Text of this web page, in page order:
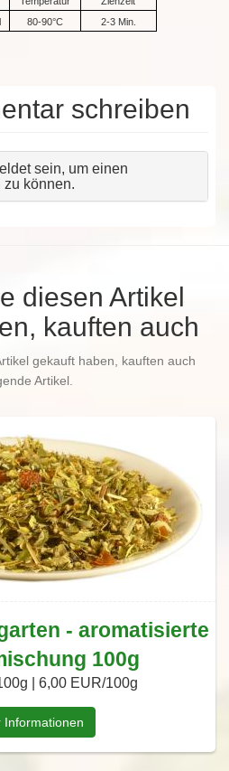
80-90°C 2-3 Min.
schreiben
sein, um einen
zu können.
diesen Artikel
kauften auch
gekauft haben, kauften auch
Artikel.
- aromatisierte
100g
| 6,00 EUR/100g
Informationen